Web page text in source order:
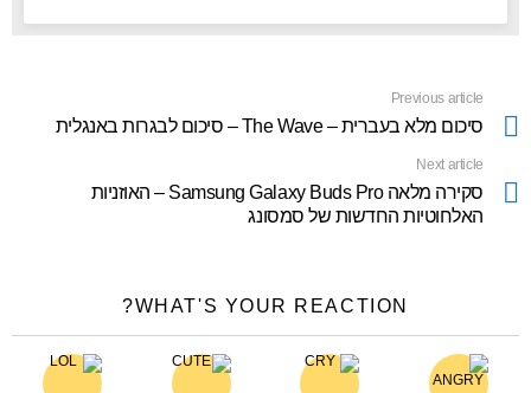
more
Previous article
סיכום מלא בעברית – The Wave – סיכום לבגרות באנגלית
Next article
סקירה מלאה Samsung Galaxy Buds Pro – האוזניות
האלחוטיות החדשות של סמסונג
WHAT'S YOUR REACTION?